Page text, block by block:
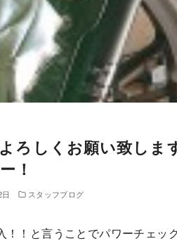
ろしくお願い致しま
！
スタッフブログ
！！と言うことでパワーチェッ